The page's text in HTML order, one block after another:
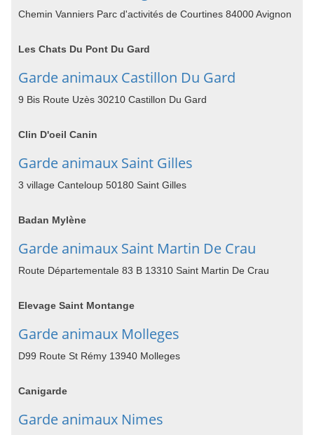
Chemin Vanniers Parc d'activités de Courtines 84000 Avignon
Les Chats Du Pont Du Gard
Garde animaux Castillon Du Gard
9 Bis Route Uzès 30210 Castillon Du Gard
Clin D'oeil Canin
Garde animaux Saint Gilles
3 village Canteloup 50180 Saint Gilles
Badan Mylène
Garde animaux Saint Martin De Crau
Route Départementale 83 B 13310 Saint Martin De Crau
Elevage Saint Montange
Garde animaux Molleges
D99 Route St Rémy 13940 Molleges
Canigarde
Garde animaux Nimes